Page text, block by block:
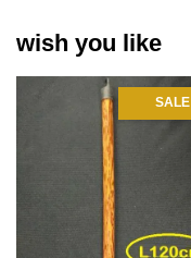
wish you like
SALE